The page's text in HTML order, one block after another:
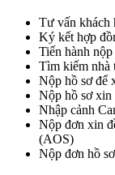
Tư vấn khách
Ký kết hợp
Tiến hành
Tìm kiếm nhà
Nộp hồ sơ để
Nộp hồ sơ xin
Nhập cảnh
Nộp đơn xin
(AOS)
Nộp đơn hồ